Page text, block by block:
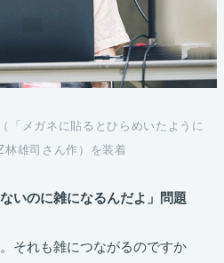
「メガネに貼るとひらめいたように
林雄司さん作）を装着
いのに雑になるんだよ」問題
それも雑につながるのですか